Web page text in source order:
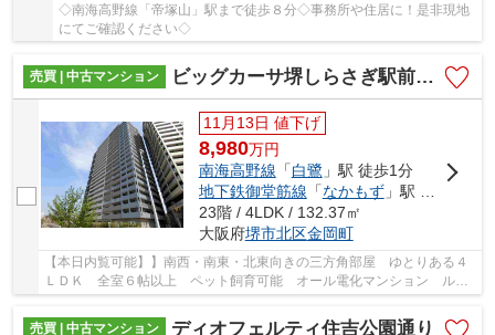
◇南海高野線「帝塚山」駅まで徒歩８分◇事務所や住居に！是非現地
にてご確認ください◇
売買 | 中古マンション ビッグカーサ堺しらさぎ駅前ｔｏｗｅｒｃａｓａ Ｄ棟
11月13日 値下げ
8,980万円
南海高野線 「白鷺 」駅 徒歩1分
地下鉄御堂筋線 「なかもず」駅 徒歩15分
23階 / 4LDK / 132.37㎡
大阪府堺市北区金岡町
【本日内覧可能】】南西・南東・北東向きの三方角部屋 ゆとりある４
ＬＤＫ 全室６帖以上 ペット飼育可能 オール電化マンション ルー
フバルコニー 最上階の２３階部分 床暖房有
売買 | 中古マンション
ディオフェルティ住吉公園通り